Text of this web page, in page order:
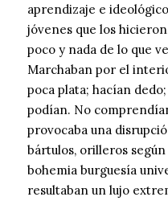
aprendizaje e
jóvenes que los
poco y nada de lo que
Marchaban por el
poca plata; hacían
podían. No
provocaba una
bártulos, orilleros
bohemia burguesía
resultaban un lujo